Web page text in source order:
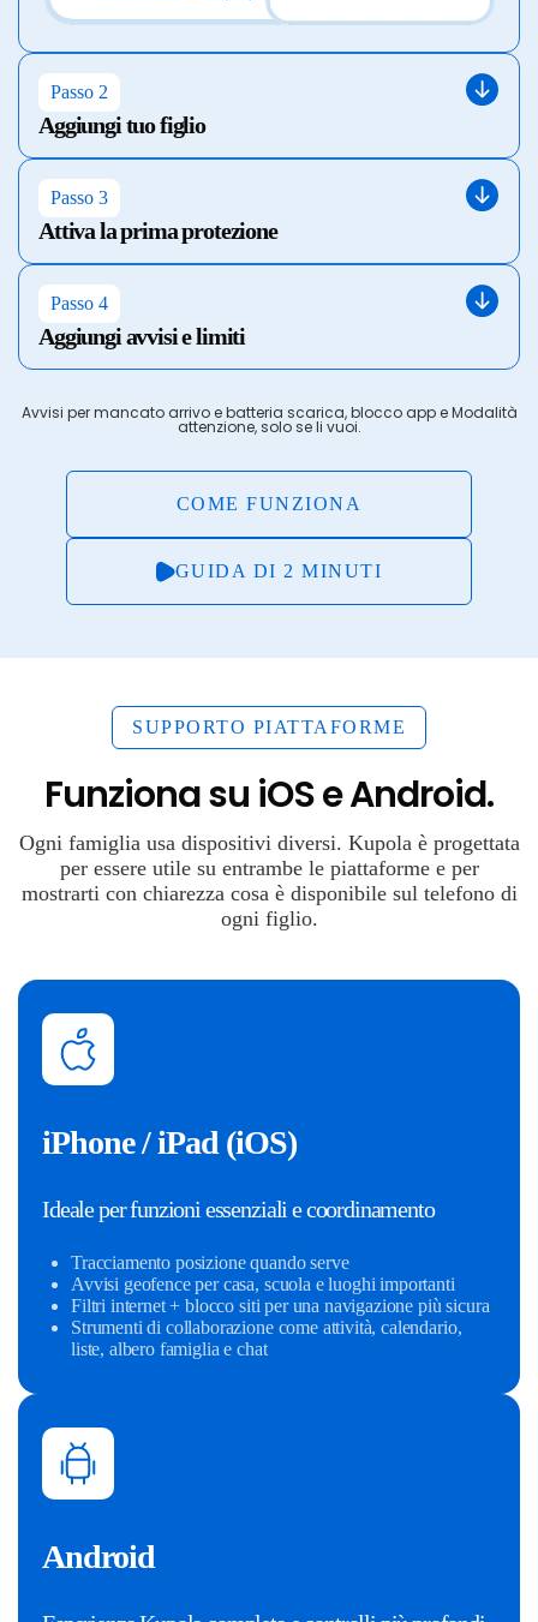
Passo 2
Aggiungi tuo figlio
Passo 3
Attiva la prima protezione
Passo 4
Aggiungi avvisi e limiti
Avvisi per mancato arrivo e batteria scarica, blocco app e Modalità
attenzione, solo se li vuoi.
COME FUNZIONA
GUIDA DI 2 MINUTI
SUPPORTO PIATTAFORME
Funziona su iOS e Android.
Ogni famiglia usa dispositivi diversi. Kupola è progettata
per essere utile su entrambe le piattaforme e per
mostrarti con chiarezza cosa è disponibile sul telefono di
ogni figlio.
iPhone / iPad (iOS)
Ideale per funzioni essenziali e coordinamento
Tracciamento posizione quando serve
Avvisi geofence per casa, scuola e luoghi importanti
Filtri internet + blocco siti per una navigazione più sicura
Strumenti di collaborazione come attività, calendario,
liste, albero famiglia e chat
Android